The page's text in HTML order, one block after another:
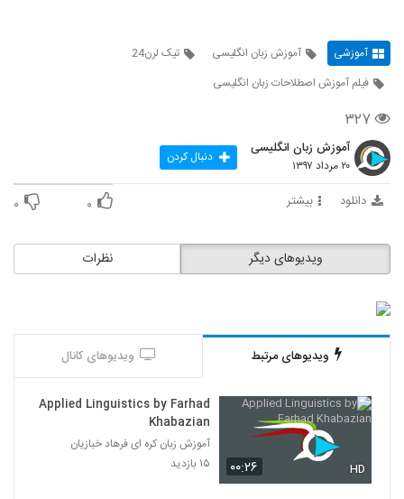
آموزشی آموزش زبان انگلیسی
تیک لرن24
فیلم آموزش اصطلاحات زبان انگلیسی
۳۲۷
آموزش زبان انگلیسی
۲۰ مرداد ۱۳۹۷ دنبال کردن
دانلود بیشتر ۰ ۰
نظرات ویدیوهای دیگر
ویدیوهای مرتبط ویدیوهای کانال
۰۰:۲۶ HD
Applied Linguistics by Farhad
Khabazian
آموزش زبان کره ای فرهاد خبازیان
۱۵ بازدید